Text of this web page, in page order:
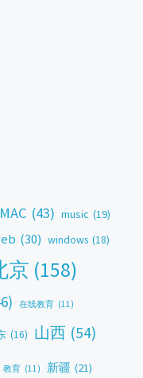
MAC (43) music (19)
(30) windows (18)
京 (158)
在线教育 (11)
(16) 山西 (54)
教育 (11) 新疆 (21)